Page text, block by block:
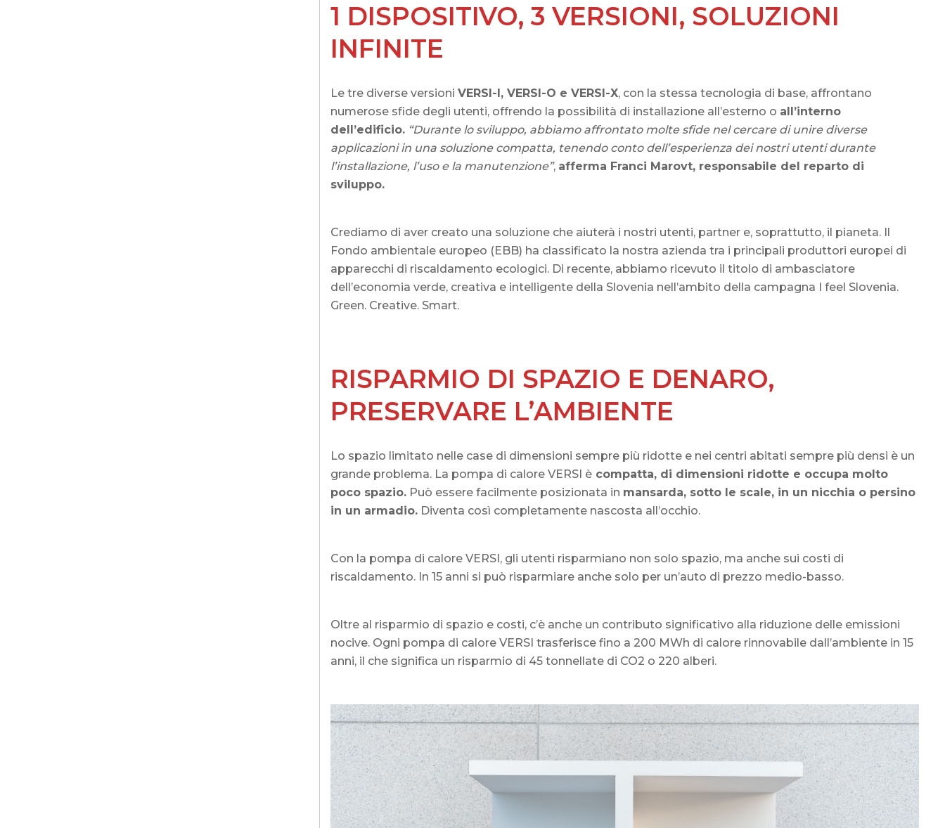
1 DISPOSITIVO, 3 VERSIONI, SOLUZIONI
INFINITE
Le tre diverse versioniVERSI-I, VERSI-O e VERSI-X, con la stessa tecnologia di base, affrontano
numerose sfide degli utenti, offrendo la possibilità di installazione all’esterno o all’interno
dell’edificio. “Durante lo sviluppo, abbiamo affrontato molte sfide nel cercare di unire diverse
applicazioni in una soluzione compatta, tenendo conto dell’esperienza dei nostri utenti durante
l’installazione, l’uso e la manutenzione”, afferma Franci Marovt, responsabile del reparto di
sviluppo.
Crediamo di aver creato una soluzione che aiuterà i nostri utenti, partner e, soprattutto, il pianeta. Il
Fondo ambientale europeo (EBB) ha classificato la nostra azienda tra i principali produttori europei di
apparecchi di riscaldamento ecologici. Di recente, abbiamo ricevuto il titolo di ambasciatore
dell’economia verde, creativa e intelligente della Slovenia nell’ambito della campagna I feel Slovenia.
Green. Creative. Smart.
RISPARMIO DI SPAZIO E DENARO,
PRESERVARE L’AMBIENTE
Lo spazio limitato nelle case di dimensioni sempre più ridotte e nei centri abitati sempre più densi è un
grande problema. La pompa di calore VERSI è compatta, di dimensioni ridotte e occupa molto
poco spazio. Può essere facilmente posizionata in mansarda, sotto le scale, in un nicchia o persino
in un armadio. Diventa così completamente nascosta all’occhio.
Con la pompa di calore VERSI, gli utenti risparmiano non solo spazio, ma anche sui costi di
riscaldamento. In 15 anni si può risparmiare anche solo per un’auto di prezzo medio-basso.
Oltre al risparmio di spazio e costi, c’è anche un contributo significativo alla riduzione delle emissioni
nocive. Ogni pompa di calore VERSI trasferisce fino a 200 MWh di calore rinnovabile dall’ambiente in 15
anni, il che significa un risparmio di 45 tonnellate di CO2 o 220 alberi.